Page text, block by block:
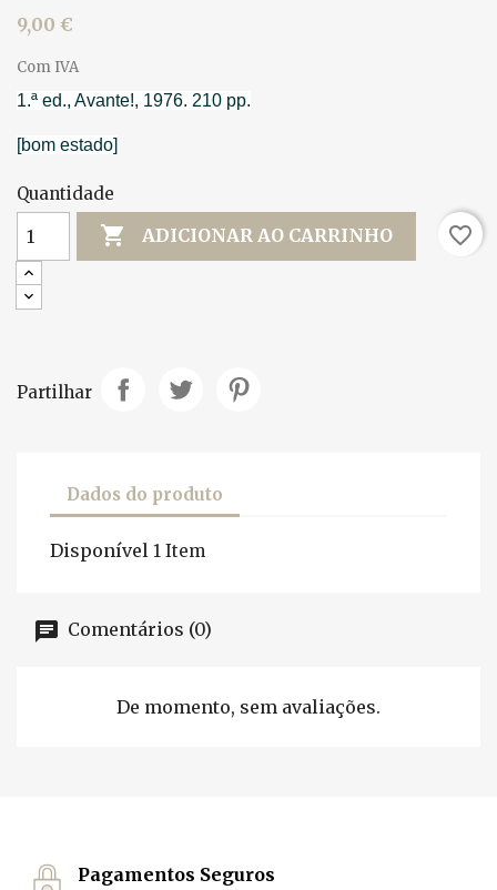
9,00 €
Com IVA
1.ª ed., Avante!, 1976. 210 pp.
[bom estado]
Quantidade
 ADICIONAR AO CARRINHO favorite_border
Partilhar
Dados do produto
Disponível 1 Item
Comentários (0)
De momento, sem avaliações.
Pagamentos Seguros